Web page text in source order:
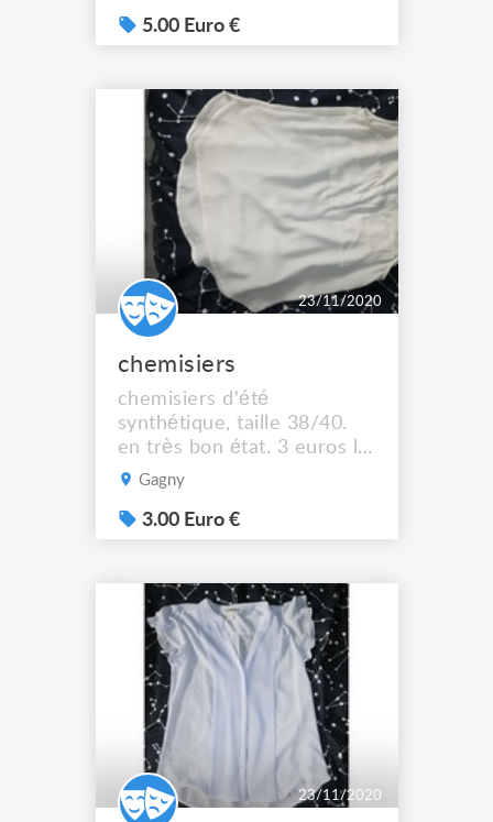
5.00 Euro €
23/11/2020
chemisiers
chemisiers d'été
synthétique, taille 38/40.
en très bon état. 3 euros le
chemisier
Gagny
3.00 Euro €
23/11/2020